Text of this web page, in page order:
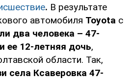
. В результате
автомобиля Toyota с
два человека – 47-
ее 12-летняя дочь,
области. Так,
села Ксаверовка 47-